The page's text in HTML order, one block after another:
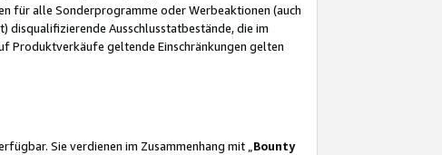
für alle Sonderprogramme oder Werbeaktionen (auch
Ausschlusstatbestände, die im
Produktverkäufe geltende Einschränkungen gelten
Sie verdienen im Zusammenhang mit „ Bounty